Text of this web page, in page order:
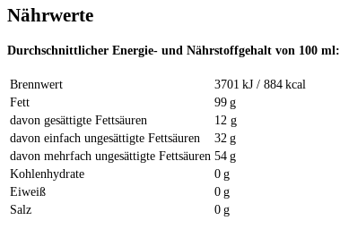
Nährwerte
Durchschnittlicher Energie- und Nährstoffgehalt von 100 ml:
Brennwert
3701 kJ / 884 kcal
Fett
99 g
davon gesättigte Fettsäuren
12 g
davon einfach ungesättigte Fettsäuren
32 g
davon mehrfach ungesättigte Fettsäuren 54 g
Kohlenhydrate
0 g
Eiweiß
0 g
Salz
0 g